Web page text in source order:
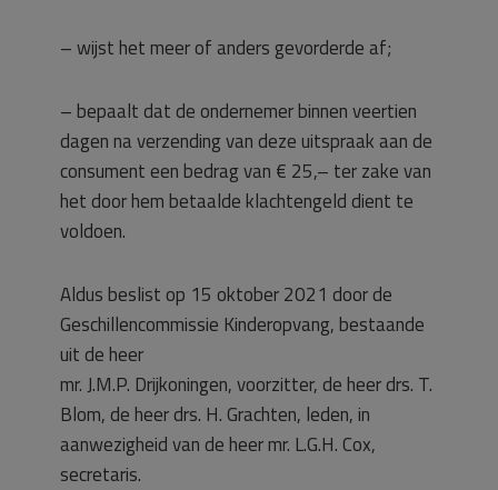
– wijst het meer of anders gevorderde af;
– bepaalt dat de ondernemer binnen veertien
dagen na verzending van deze uitspraak aan de
consument een bedrag van € 25,– ter zake van
het door hem betaalde klachtengeld dient te
voldoen.
Aldus beslist op 15 oktober 2021 door de
Geschillencommissie Kinderopvang, bestaande
uit de heer
mr. J.M.P. Drijkoningen, voorzitter, de heer drs. T.
Blom, de heer drs. H. Grachten, leden, in
aanwezigheid van de heer mr. L.G.H. Cox,
secretaris.